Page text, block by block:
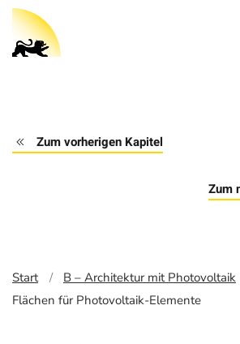
Zum vorherigen Kapitel
Zum
Start B – Architektur mit Photovoltaik
Flächen für Photovoltaik-Elemente